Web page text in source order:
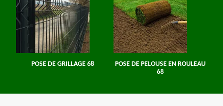
POSE DE GRILLAGE 68
POSE DE PELOUSE EN ROULEAU
68